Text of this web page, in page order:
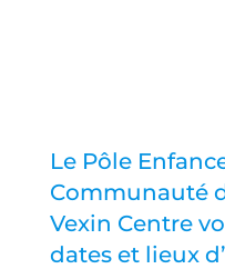
Le Pôle
Communauté
Vexin Centre
dates et lieux